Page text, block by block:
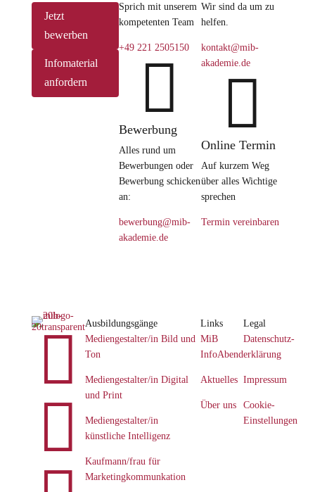
Jetzt
bewerben
Infomaterial
anfordern
Sprich mit unserem
kompetenten Team
+49 221 2505150

Bewerbung
Alles rund um
Bewerbungen oder
Bewerbung schicken
an:
bewerbung@mib-
akademie.de
Wir sind da um zu
helfen.
kontakt@mib-
akademie.de

Online Termin
Auf kurzem Weg
über alles Wichtige
sprechen
Termin vereinbaren


Ausbildungsgänge
Mediengestalter/in Bild und
Ton
Mediengestalter/in Digital
und Print
Mediengestalter/in
künstliche Intelligenz
Kaufmann/frau für
Marketingkommunkation
Links
MiB
InfoAbend
Aktuelles
Über uns
Legal
Datenschutz­
erklärung
Impressum
Cookie-
Einstellungen